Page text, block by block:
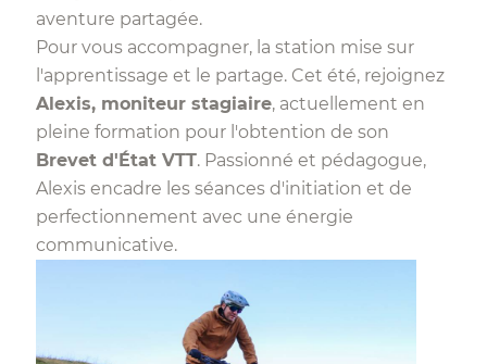
aventure partagée.
Pour vous accompagner, la station mise sur
l'apprentissage et le partage. Cet été, rejoignez
Alexis, moniteur stagiaire, actuellement en
pleine formation pour l'obtention de son
Brevet d'État VTT. Passionné et pédagogue,
Alexis encadre les séances d'initiation et de
perfectionnement avec une énergie
communicative.